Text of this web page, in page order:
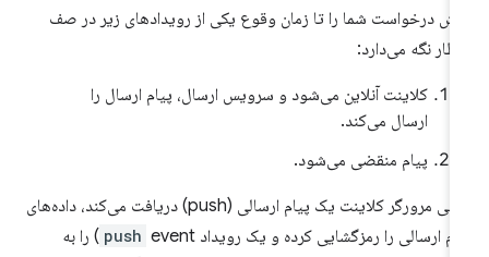
درخواست شما را تا زمان وقوع یکی از رویدادهای زیر در صف
نگه می‌دارد:
کلاینت آنلاین می‌شود و سرویس ارسال، پیام ارسال را
ارسال می‌کند.
پیام منقضی می‌شود.
وقتی مرورگر کلاینت یک پیام ارسالی (push) دریافت می‌کند، داده‌های
ارسالی را رمزگشایی کرده و یک رویداد
push event) را به